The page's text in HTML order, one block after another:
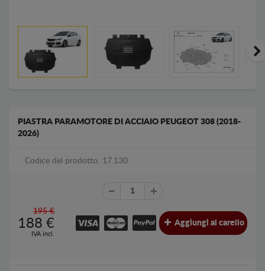
PIASTRA PARAMOTORE DI ACCIAIO PEUGEOT 308 (2018-
2026)
Codice del prodotto: 17.130
195 €
188 €
IVA incl.
Aggiungi al carello